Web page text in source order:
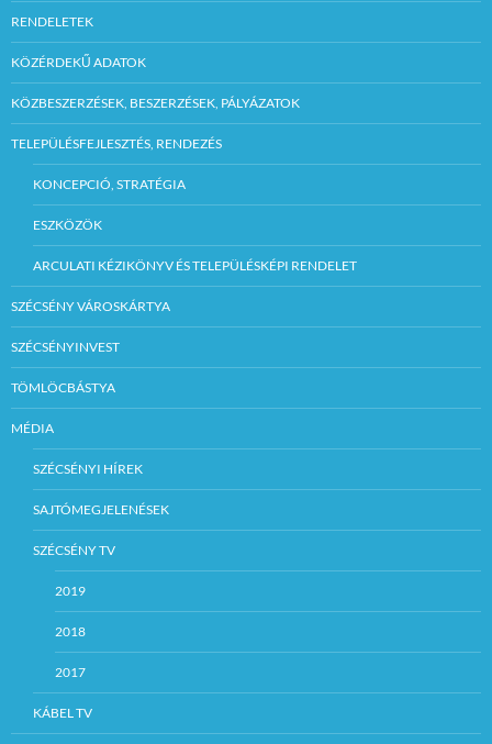
RENDELETEK
KÖZÉRDEKŰ ADATOK
KÖZBESZERZÉSEK, BESZERZÉSEK, PÁLYÁZATOK
TELEPÜLÉSFEJLESZTÉS, RENDEZÉS
KONCEPCIÓ, STRATÉGIA
ESZKÖZÖK
ARCULATI KÉZIKÖNYV ÉS TELEPÜLÉSKÉPI RENDELET
SZÉCSÉNY VÁROSKÁRTYA
SZÉCSÉNYINVEST
TÖMLÖCBÁSTYA
MÉDIA
SZÉCSÉNYI HÍREK
SAJTÓMEGJELENÉSEK
SZÉCSÉNY TV
2019
2018
2017
KÁBEL TV